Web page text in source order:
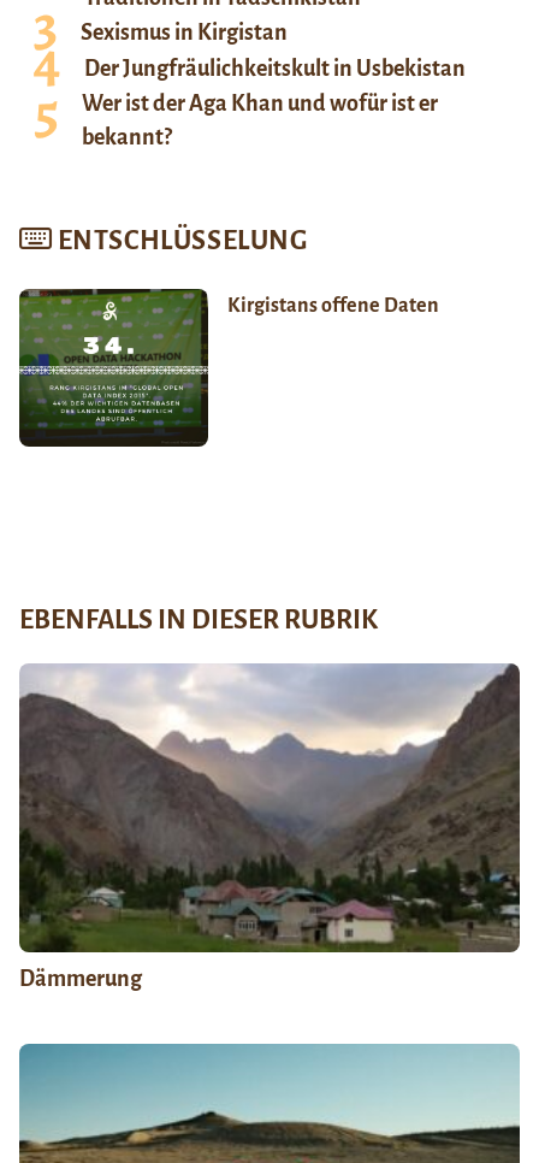
Sexismus in Kirgistan
Der Jungfräulichkeitskult in Usbekistan
Wer ist der Aga Khan und wofür ist er
bekannt?
ENTSCHLÜSSELUNG
Kirgistans offene Daten
EBENFALLS IN DIESER RUBRIK
Dämmerung